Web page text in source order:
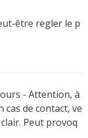
être regler le p
- Attention, à
de contact, ve
Peut provoq